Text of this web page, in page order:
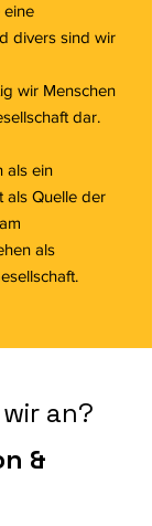
eine
divers sind wir
wir Menschen
dar.
als ein
als Quelle der
als
an?
&